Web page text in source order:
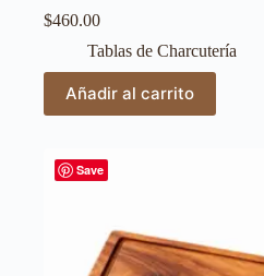
$460.00
Tablas de Charcutería
Añadir al carrito
Save